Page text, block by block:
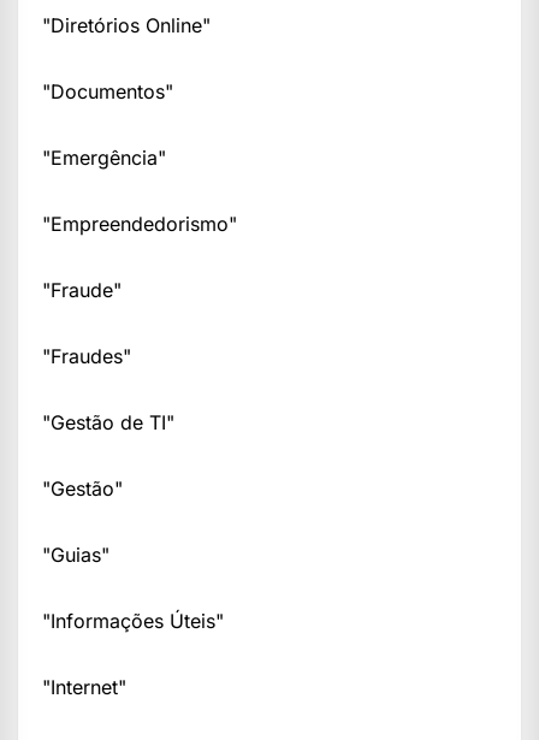
"Diretórios Online"
"Documentos"
"Emergência"
"Empreendedorismo"
"Fraude"
"Fraudes"
"Gestão de TI"
"Gestão"
"Guias"
"Informações Úteis"
"Internet"